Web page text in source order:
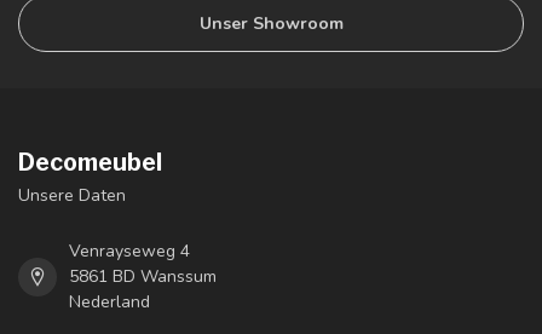
Unser Showroom
Decomeubel
Unsere Daten
Venrayseweg 4
5861 BD Wanssum
Nederland